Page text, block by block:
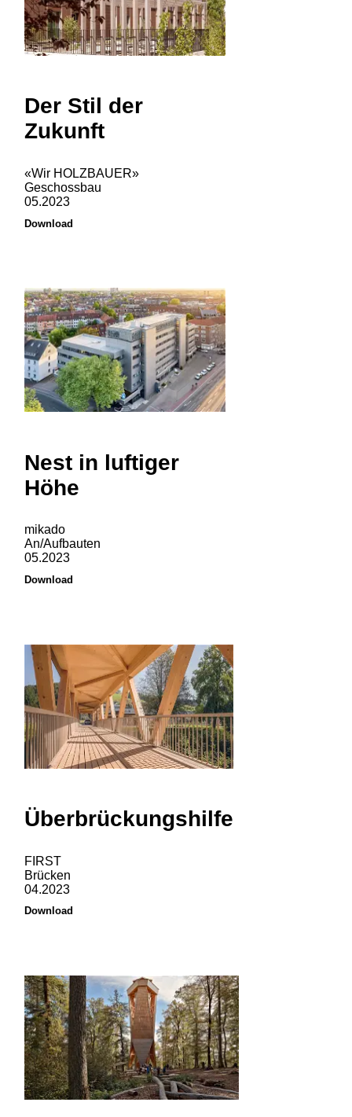
Der Stil der
Zukunft
«Wir HOLZBAUER»
Geschossbau
05.2023
Download
Nest in luftiger
Höhe
mikado
An/Aufbauten
05.2023
Download
Überbrückungshilfe
FIRST
Brücken
04.2023
Download